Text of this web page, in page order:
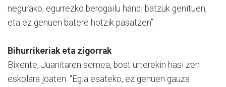
negurako, egurrezko berogailu handi batzuk genituen,
eta ez genuen batere hotzik pasatzen”.
Bihurrikeriak eta zigorrak
Bixente, Juanitaren semea, bost urterekin hasi zen
eskolara joaten: “Egia esateko, ez genuen gauza